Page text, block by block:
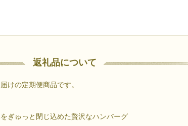
返礼品について
けの定期便商品です。
ぎゅっと閉じ込めた贅沢なハンバーグ